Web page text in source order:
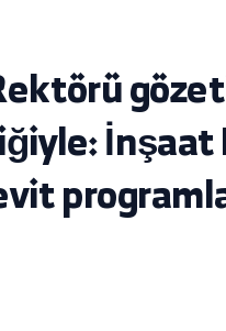
Rektörü
Revit